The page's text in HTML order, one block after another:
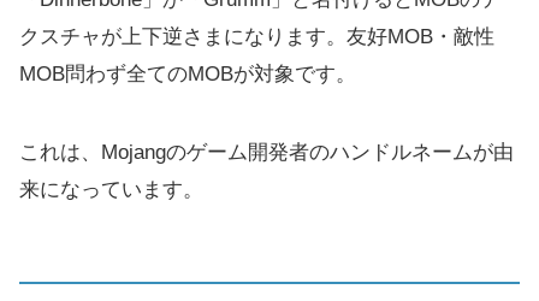
クスチャが上下逆さまになります。友好MOB・敵性
MOB問わず全てのMOBが対象です。
これは、Mojangのゲーム開発者のハンドルネームが由
来になっています。